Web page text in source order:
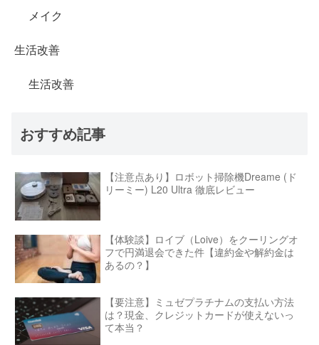
メイク
生活改善
生活改善
おすすめ記事
【注意点あり】ロボット掃除機Dreame (ド
リーミー) L20 Ultra 徹底レビュー
【体験談】ロイブ（Loive）をクーリングオ
フで円満退会できた件【違約金や解約金は
あるの？】
【要注意】ミュゼプラチナムの支払い方法
は？現金、クレジットカードが使えないっ
て本当？